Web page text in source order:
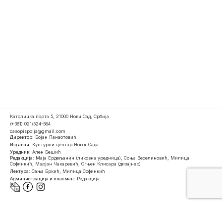
Католичка порта 5, 21000 Нови Сад, Србија
(+381) 021/524-584
casopispolja@gmail.com
Директор: Бојан Панаотовић
Издавач: Културни центар Новог Сада
Уредник: Ален Бешић
Редакција: Маја Ердељанин (ликовна уредница), Соња Веселиновић, Милица
Софинкић, Марјан Чакаревић, Огњен Клисара (дизајнер)
Лектура: Сања Бркић, Милица Софинкић
Администрација и пласман: Редакција